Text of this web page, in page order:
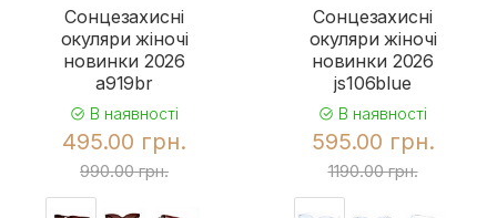
Сонцезахисні
окуляри жіночі
новинки 2026
a919br
В наявності
495.00 грн.
990.00 грн.
Сонцезахисні
окуляри жіночі
новинки 2026
js106blue
В наявності
595.00 грн.
1190.00 грн.